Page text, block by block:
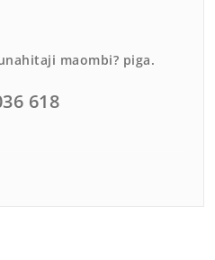
maombi? piga.
618